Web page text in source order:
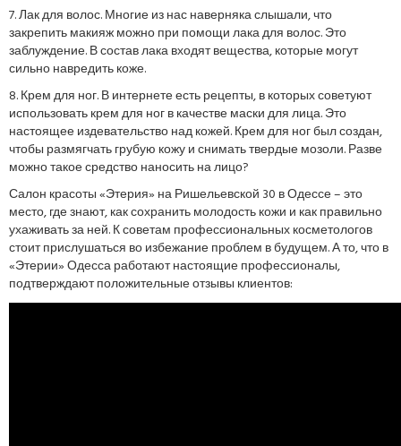
7. Лак для волос. Многие из нас наверняка слышали, что
закрепить макияж можно при помощи лака для волос. Это
заблуждение. В состав лака входят вещества, которые могут
сильно навредить коже.
8. Крем для ног. В интернете есть рецепты, в которых советуют
использовать крем для ног в качестве маски для лица. Это
настоящее издевательство над кожей. Крем для ног был создан,
чтобы размягчать грубую кожу и снимать твердые мозоли. Разве
можно такое средство наносить на лицо?
Салон красоты «Этерия» на Ришельевской 30 в Одессе – это
место, где знают, как сохранить молодость кожи и как правильно
ухаживать за ней. К советам профессиональных косметологов
стоит прислушаться во избежание проблем в будущем. А то, что в
«Этерии» Одесса работают настоящие профессионалы,
подтверждают положительные отзывы клиентов: